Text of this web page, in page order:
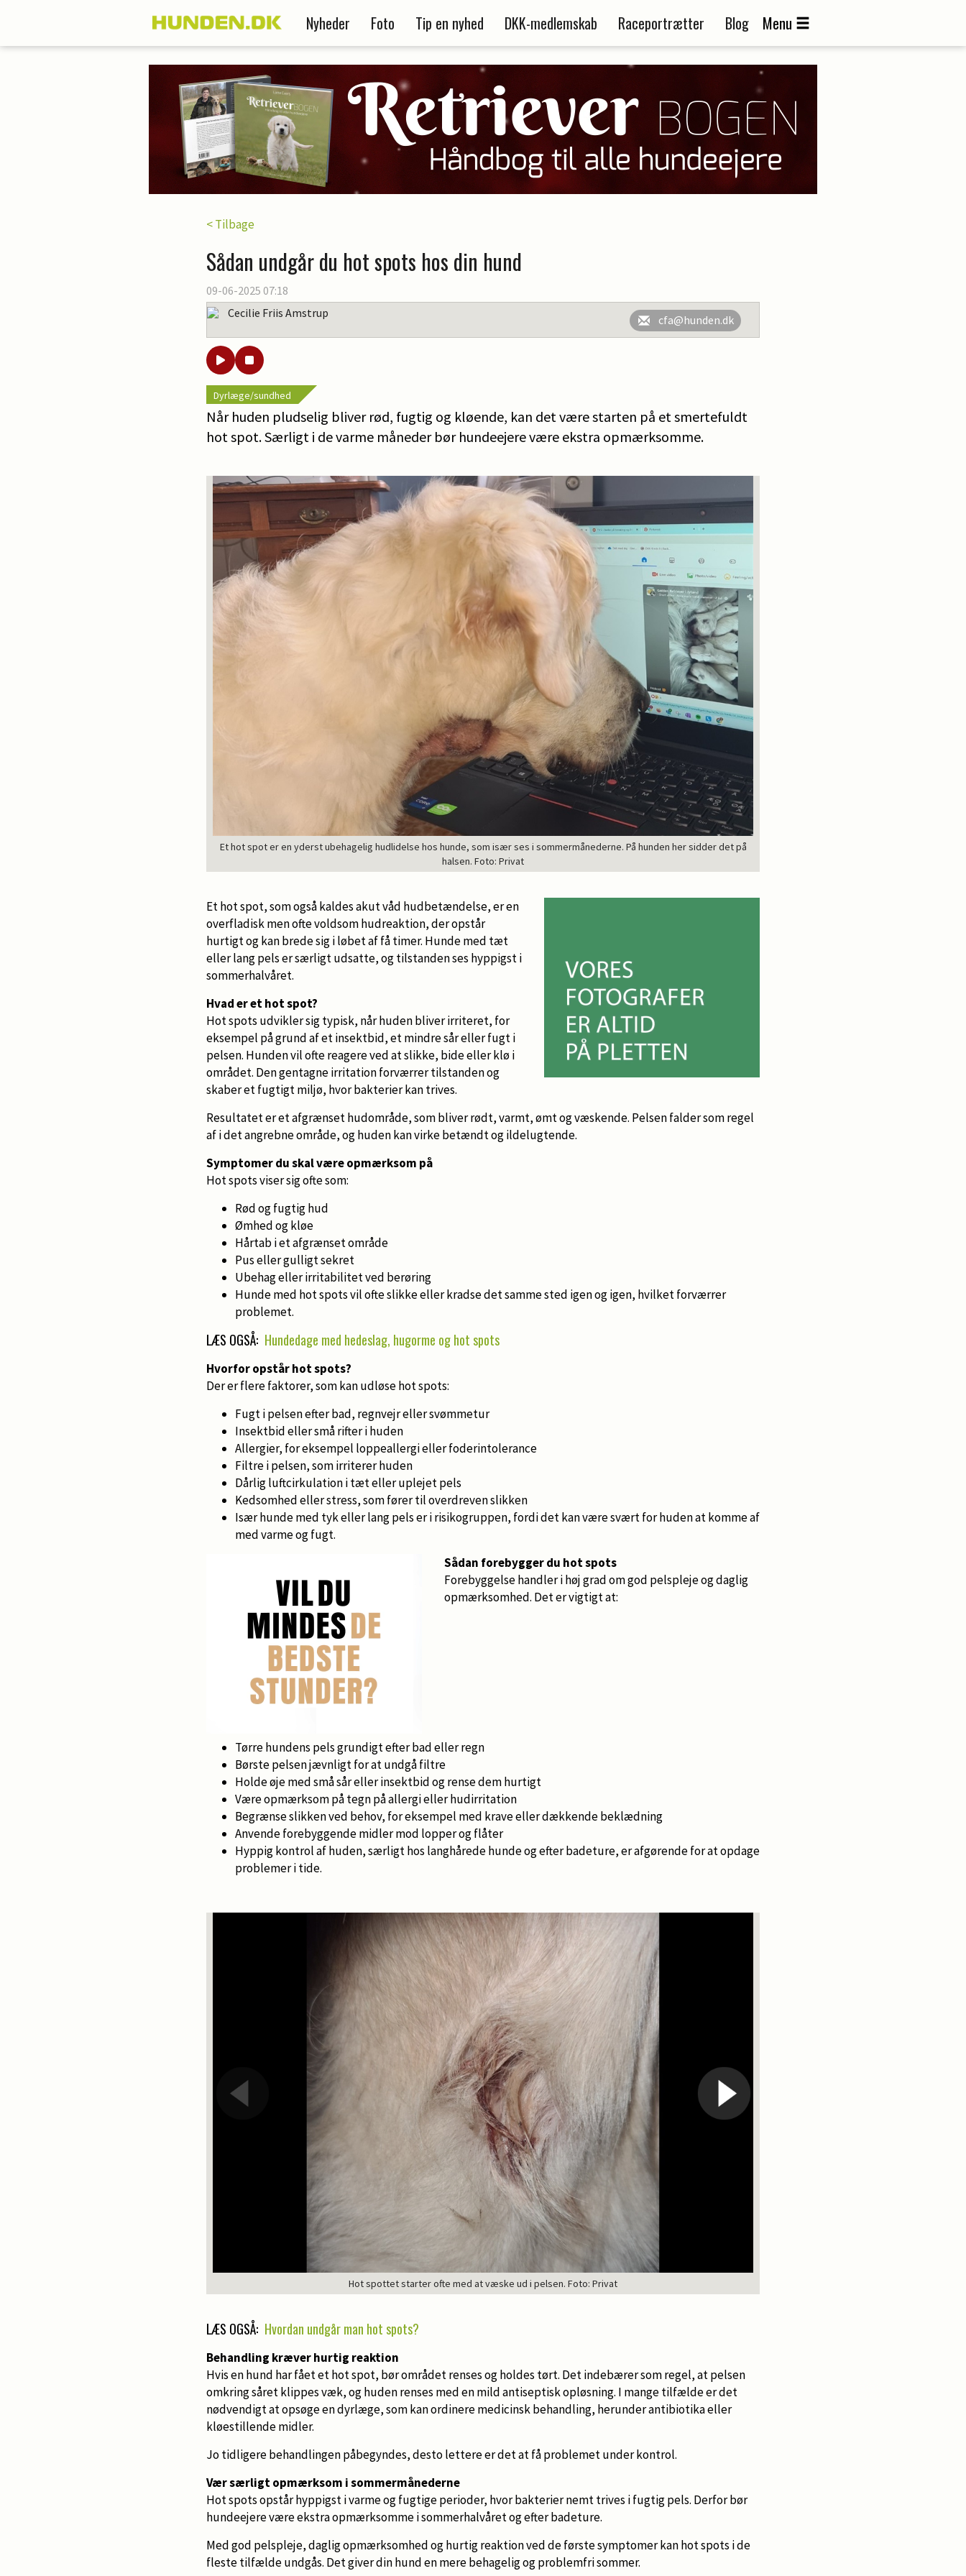
Nyheder Foto Tip en nyhed DKK-medlemskab Raceportrætter Blog Menu
< Tilbage
Sådan undgår du hot spots hos din hund
09-06-2025 07:18
Cecilie Friis Amstrup
cfa@hunden.dk
Dyrlæge/sundhed
Når huden pludselig bliver rød, fugtig og kløende, kan det være starten på et smertefuldt
hot spot. Særligt i de varme måneder bør hundeejere være ekstra opmærksomme.
Et hot spot er en yderst ubehagelig hudlidelse hos hunde, som især ses i sommermånederne. På hunden her sidder det på
halsen. Foto: Privat
Et hot spot, som også kaldes akut våd hudbetændelse, er en
overfladisk men ofte voldsom hudreaktion, der opstår
hurtigt og kan brede sig i løbet af få timer. Hunde med tæt
eller lang pels er særligt udsatte, og tilstanden ses hyppigst i
sommerhalvåret.
Hvad er et hot spot?
Hot spots udvikler sig typisk, når huden bliver irriteret, for
eksempel på grund af et insektbid, et mindre sår eller fugt i
pelsen. Hunden vil ofte reagere ved at slikke, bide eller klø i
området. Den gentagne irritation forværrer tilstanden og
skaber et fugtigt miljø, hvor bakterier kan trives.
Resultatet er et afgrænset hudområde, som bliver rødt, varmt, ømt og væskende. Pelsen falder som regel
af i det angrebne område, og huden kan virke betændt og ildelugtende.
Symptomer du skal være opmærksom på
Hot spots viser sig ofte som:
Rød og fugtig hud
Ømhed og kløe
Hårtab i et afgrænset område
Pus eller gulligt sekret
Ubehag eller irritabilitet ved berøring
Hunde med hot spots vil ofte slikke eller kradse det samme sted igen og igen, hvilket forværrer
problemet.
LÆS OGSÅ: Hundedage med hedeslag, hugorme og hot spots
Hvorfor opstår hot spots?
Der er flere faktorer, som kan udløse hot spots:
Fugt i pelsen efter bad, regnvejr eller svømmetur
Insektbid eller små rifter i huden
Allergier, for eksempel loppeallergi eller foderintolerance
Filtre i pelsen, som irriterer huden
Dårlig luftcirkulation i tæt eller uplejet pels
Kedsomhed eller stress, som fører til overdreven slikken
Især hunde med tyk eller lang pels er i risikogruppen, fordi det kan være svært for huden at komme af
med varme og fugt.
Sådan forebygger du hot spots
Forebyggelse handler i høj grad om god pelspleje og daglig
opmærksomhed. Det er vigtigt at:
Tørre hundens pels grundigt efter bad eller regn
Børste pelsen jævnligt for at undgå filtre
Holde øje med små sår eller insektbid og rense dem hurtigt
Være opmærksom på tegn på allergi eller hudirritation
Begrænse slikken ved behov, for eksempel med krave eller dækkende beklædning
Anvende forebyggende midler mod lopper og flåter
Hyppig kontrol af huden, særligt hos langhårede hunde og efter badeture, er afgørende for at opdage
problemer i tide.
Hot spottet starter ofte med at væske ud i pelsen. Foto: Privat
LÆS OGSÅ: Hvordan undgår man hot spots?
Behandling kræver hurtig reaktion
Hvis en hund har fået et hot spot, bør området renses og holdes tørt. Det indebærer som regel, at pelsen
omkring såret klippes væk, og huden renses med en mild antiseptisk opløsning. I mange tilfælde er det
nødvendigt at opsøge en dyrlæge, som kan ordinere medicinsk behandling, herunder antibiotika eller
kløestillende midler.
Jo tidligere behandlingen påbegyndes, desto lettere er det at få problemet under kontrol.
Vær særligt opmærksom i sommermånederne
Hot spots opstår hyppigst i varme og fugtige perioder, hvor bakterier nemt trives i fugtig pels. Derfor bør
hundeejere være ekstra opmærksomme i sommerhalvåret og efter badeture.
Med god pelspleje, daglig opmærksomhed og hurtig reaktion ved de første symptomer kan hot spots i de
fleste tilfælde undgås. Det giver din hund en mere behagelig og problemfri sommer.